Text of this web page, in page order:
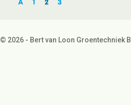
© 2026 - Bert van Loon Groentechniek